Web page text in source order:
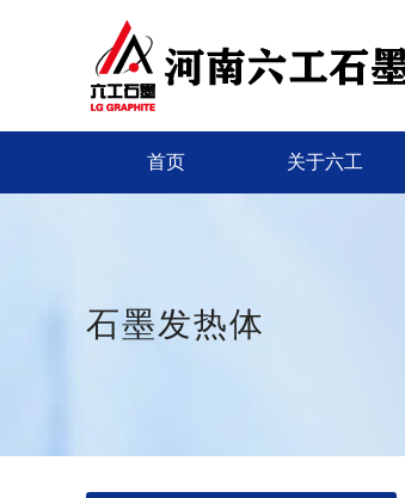
首页 关于六工
石墨发热体